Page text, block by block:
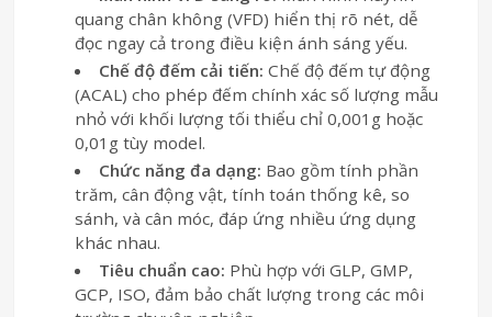
quang chân không (VFD) hiển thị rõ nét, dễ
đọc ngay cả trong điều kiện ánh sáng yếu.
Chế độ đếm cải tiến: Chế độ đếm tự động
(ACAL) cho phép đếm chính xác số lượng mẫu
nhỏ với khối lượng tối thiểu chỉ 0,001g hoặc
0,01g tùy model.
Chức năng đa dạng: Bao gồm tính phần
trăm, cân động vật, tính toán thống kê, so
sánh, và cân móc, đáp ứng nhiều ứng dụng
khác nhau.
Tiêu chuẩn cao: Phù hợp với GLP, GMP,
GCP, ISO, đảm bảo chất lượng trong các môi